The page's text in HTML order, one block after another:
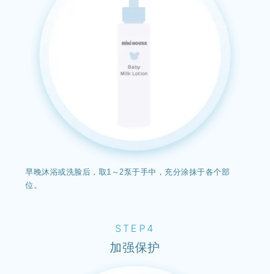
早晚沐浴或洗脸后，取1～2泵于手中，充分涂抹于各个部
位。
STEP4
加强保护